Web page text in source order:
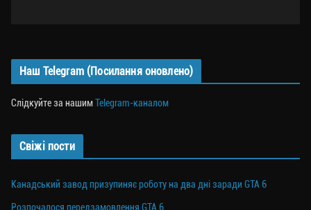
Наш Telegram (Посилання оновлено)
Слідкуйте за нашимTelegram-каналом
Свіжі пости
Канадський завод призупиняє роботу на два дні заради GTA 6
Розпочалося передзамовлення GTA 6